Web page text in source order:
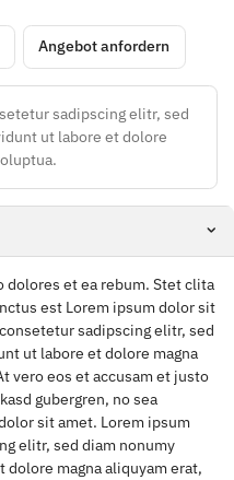
Angebot anfordern
sadipscing elitr, sed
ut labore et dolore
dolores et ea rebum. Stet clita
est Lorem ipsum dolor sit
sadipscing elitr, sed
ut labore et dolore magna
vero eos et accusam et justo
gubergren, no sea
sit amet. Lorem ipsum
elitr, sed diam nonumy
magna aliquyam erat,